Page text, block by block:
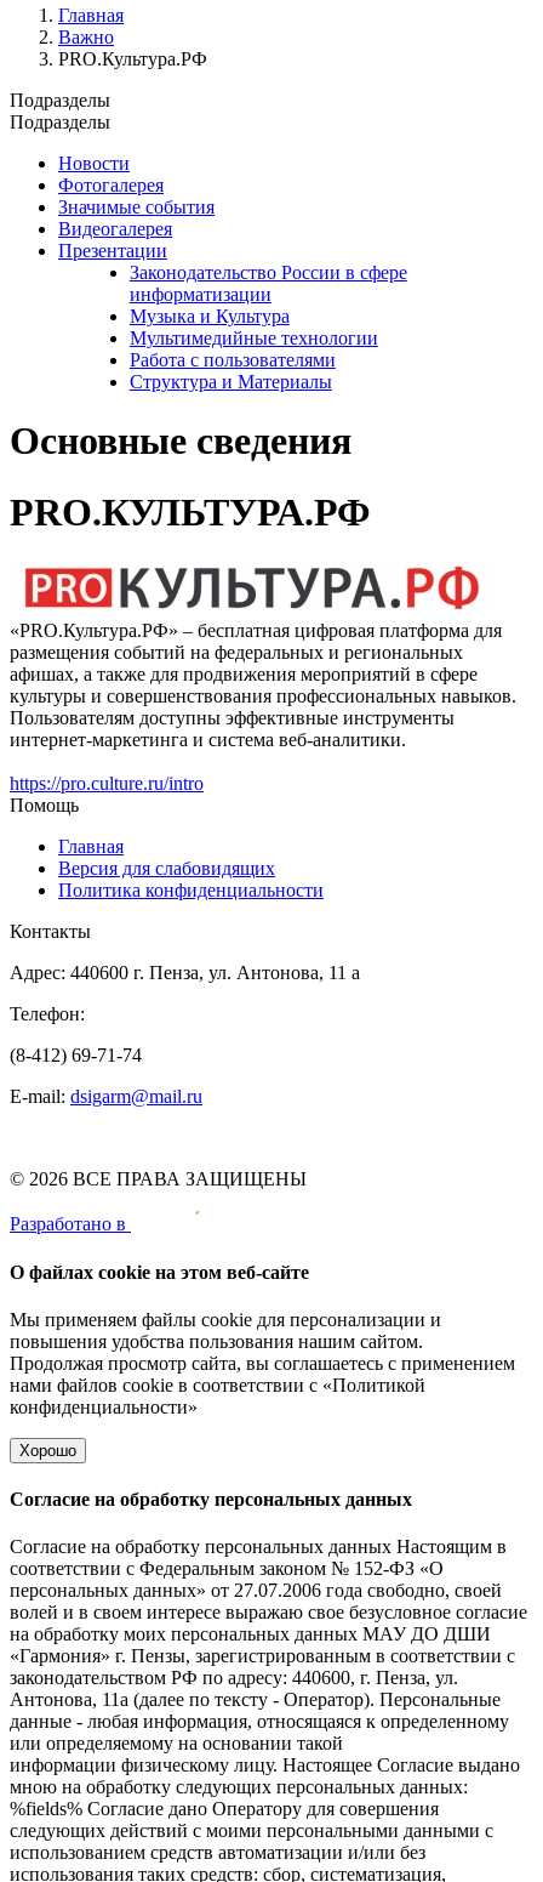
Главная
Важно
PRO.Культура.РФ
Подразделы
Подразделы
Новости
Фотогалерея
Значимые события
Видеогалерея
Презентации
Законодательство России в сфере
информатизации
Музыка и Культура
Мультимедийные технологии
Работа с пользователями
Структура и Материалы
Основные сведения
PRO.КУЛЬТУРА.РФ
«PRO.Культура.РФ» – бесплатная цифровая платформа для
размещения событий на федеральных и региональных
афишах, а также для продвижения мероприятий в сфере
культуры и совершенствования профессиональных навыков.
Пользователям доступны эффективные инструменты
интернет‑маркетинга и система веб‑аналитики.
https://pro.culture.ru/intro
Помощь
Главная
Версия для слабовидящих
Политика конфиденциальности
Контакты
Адрес: 440600 г. Пенза, ул. Антонова, 11 а
Телефон:
(8-412) 69-71-74
E-mail: dsigarm@mail.ru
© 2026 ВСЕ ПРАВА ЗАЩИЩЕНЫ
Pазработано в
О файлах cookie на этом веб-сайте
Мы применяем файлы cookie для персонализации и
повышения удобства пользования нашим сайтом.
Продолжая просмотр сайта, вы соглашаетесь с применением
нами файлов cookie в соответствии с «Политикой
конфиденциальности»
Хорошо
Согласие на обработку персональных данных
Согласие на обработку персональных данных Настоящим в
соответствии с Федеральным законом № 152-ФЗ «О
персональных данных» от 27.07.2006 года свободно, своей
волей и в своем интересе выражаю свое безусловное согласие
на обработку моих персональных данных МАУ ДО ДШИ
«Гармония» г. Пензы, зарегистрированным в соответствии с
законодательством РФ по адресу: 440600, г. Пенза, ул.
Антонова, 11а (далее по тексту - Оператор). Персональные
данные - любая информация, относящаяся к определенному
или определяемому на основании такой
информации физическому лицу. Настоящее Согласие выдано
мною на обработку следующих персональных данных:
%fields% Согласие дано Оператору для совершения
следующих действий с моими персональными данными с
использованием средств автоматизации и/или без
использования таких средств: сбор, систематизация,